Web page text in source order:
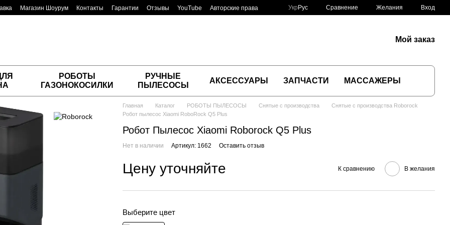
Магазин Шоурум Контакты Гарантии Отзывы YouTube
Авторские права
Укр Рус Сравнение Желания Вход
Мой заказ
РОБОТЫ
ГАЗОНОКОСИЛКИ
РУЧНЫЕ
ПЫЛЕСОСЫ
АКСЕССУАРЫ ЗАПЧАСТИ МАССАЖЕРЫ
Главная Каталог РОБОТЫ ПЫЛЕСОСЫ Снятые с производства
Снятые с производства Roborock
Робот пылесос Xiaomi RoboRock Q5 Plus
Робот Пылесос Xiaomi Roborock Q5 Plus
Нет в наличии Артикул: 1662 Оставить отзыв
Цену уточняйте К сравнению В желания
Выберите цвет